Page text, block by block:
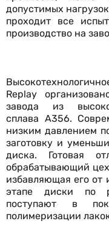
допустимых
проходит все
производство на
Replay
завода из
сплава А356.
низким давлением
заготовку и
диска. Готовая
обрабатывающий
избавляющая его
этапе диски по
поступают в
полимеризации